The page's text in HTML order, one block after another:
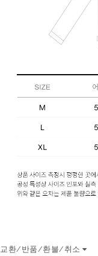
교환/반품/환불/취소